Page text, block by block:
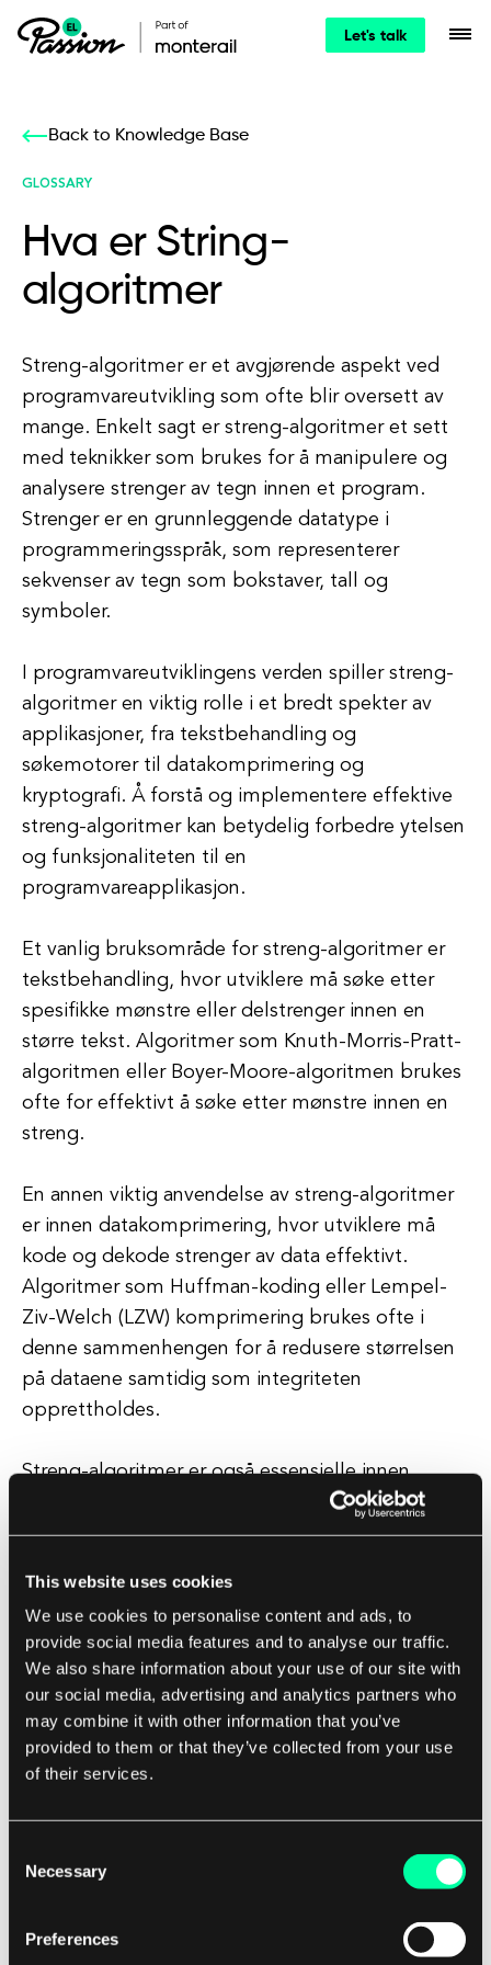
This website uses cookies
We use cookies to personalise content and ads, to
provide social media features and to analyse our traffic.
We also share information about your use of our site with
our social media, advertising and analytics partners who
may combine it with other information that you’ve
provided to them or that they’ve collected from your use
of their services.
Selection
Necessary
Preferences
Let's talk
Back to Knowledge Base
GLOSSARY
Hva er String-
algoritmer
Streng-algoritmer er et avgjørende aspekt ved
programvareutvikling som ofte blir oversett av
mange. Enkelt sagt er streng-algoritmer et sett
med teknikker som brukes for å manipulere og
analysere strenger av tegn innen et program.
Strenger er en grunnleggende datatype i
programmeringsspråk, som representerer
sekvenser av tegn som bokstaver, tall og
symboler.
I programvareutviklingens verden spiller streng-
algoritmer en viktig rolle i et bredt spekter av
applikasjoner, fra tekstbehandling og
søkemotorer til datakomprimering og
kryptografi. Å forstå og implementere effektive
streng-algoritmer kan betydelig forbedre ytelsen
og funksjonaliteten til en
programvareapplikasjon.
Et vanlig bruksområde for streng-algoritmer er
tekstbehandling, hvor utviklere må søke etter
spesifikke mønstre eller delstrenger innen en
større tekst. Algoritmer som Knuth-Morris-Pratt-
algoritmen eller Boyer-Moore-algoritmen brukes
ofte for effektivt å søke etter mønstre innen en
streng.
En annen viktig anvendelse av streng-algoritmer
er innen datakomprimering, hvor utviklere må
kode og dekode strenger av data effektivt.
Algoritmer som Huffman-koding eller Lempel-
Ziv-Welch (LZW) komprimering brukes ofte i
denne sammenhengen for å redusere størrelsen
på dataene samtidig som integriteten
opprettholdes.
Streng-algoritmer er også essensielle innen
kryptografi, hvor utviklere må kryptere og
dekryptere sensitiv informasjon. Algoritmer som
Shamir-Adleman (RSA) algoritmen brukes ofte
for å sikre datatransmisjoner og beskytte sensitiv
informasjon.
For potensielle kunder av et
programvareutviklingsselskap kan det å forstå
viktigheten av streng-algoritmer hjelpe dem å ta
utnytte effektive streng-algoritmer kan kundene
funksjonaliteten til programvaren sin, noe som